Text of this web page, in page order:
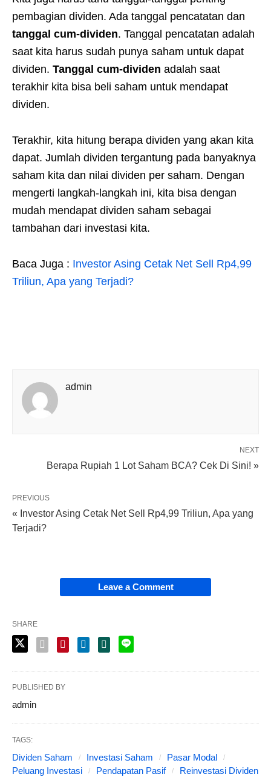
pembagian dividen. Ada tanggal pencatatan dan
tanggal cum-dividen. Tanggal pencatatan adalah
saat kita harus sudah punya saham untuk dapat
dividen. Tanggal cum-dividen adalah saat
terakhir kita bisa beli saham untuk mendapat
dividen.
Terakhir, kita hitung berapa dividen yang akan kita
dapat. Jumlah dividen tergantung pada banyaknya
saham kita dan nilai dividen per saham. Dengan
mengerti langkah-langkah ini, kita bisa dengan
mudah mendapat dividen saham sebagai
tambahan dari investasi kita.
Baca Juga : Investor Asing Cetak Net Sell Rp4,99
Triliun, Apa yang Terjadi?
admin
NEXT
Berapa Rupiah 1 Lot Saham BCA? Cek Di Sini! »
PREVIOUS
« Investor Asing Cetak Net Sell Rp4,99 Triliun, Apa yang
Terjadi?
Leave a Comment
SHARE
PUBLISHED BY
admin
TAGS:
Dividen Saham Investasi Saham
Pasar Modal
Peluang Investasi
Pendapatan Pasif
Reinvestasi Dividen